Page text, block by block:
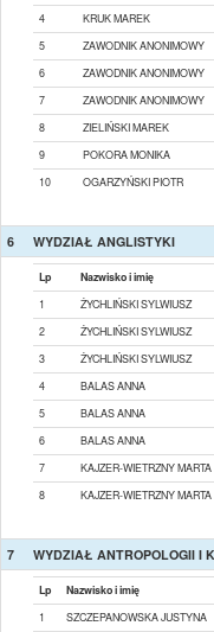
4
KRUK MAREK
5
ZAWODNIK ANONIMOWY
6
ZAWODNIK ANONIMOWY
7
ZAWODNIK ANONIMOWY
8
ZIELIŃSKI MAREK
9
POKORA MONIKA
10
OGARZYŃSKI PIOTR
6 WYDZIAŁ ANGLISTYKI
Lp Nazwisko i imię
1
ŻYCHLIŃSKI SYLWIUSZ
2
ŻYCHLIŃSKI SYLWIUSZ
3
ŻYCHLIŃSKI SYLWIUSZ
4
BALAS ANNA
5
BALAS ANNA
6
BALAS ANNA
7
KAJZER-WIETRZNY MARTA
8
KAJZER-WIETRZNY MARTA
7 WYDZIAŁ ANTROPOLOGII I
Lp Nazwisko i imię
1
SZCZEPANOWSKA JUSTYNA